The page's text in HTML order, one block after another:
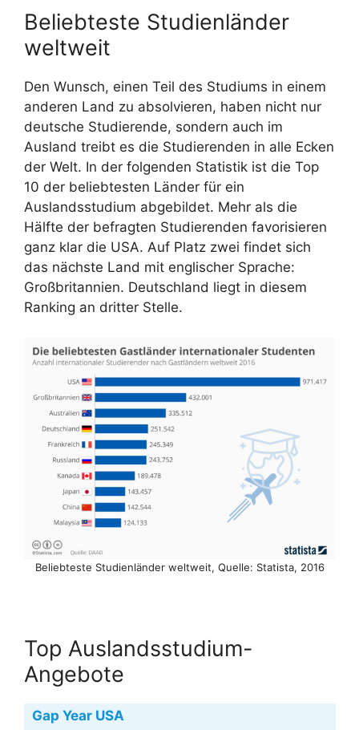
Beliebteste Studienländer
weltweit
Den Wunsch, einen Teil des Studiums in einem
anderen Land zu absolvieren, haben nicht nur
deutsche Studierende, sondern auch im
Ausland treibt es die Studierenden in alle Ecken
der Welt. In der folgenden Statistik ist die Top
10 der beliebtesten Länder für ein
Auslandsstudium abgebildet. Mehr als die
Hälfte der befragten Studierenden favorisieren
ganz klar die USA. Auf Platz zwei findet sich
das nächste Land mit englischer Sprache:
Großbritannien. Deutschland liegt in diesem
Ranking an dritter Stelle.
Beliebteste Studienländer weltweit, Quelle: Statista, 2016
Top Auslandsstudium-
Angebote
Gap Year USA